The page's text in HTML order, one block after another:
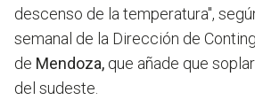
descenso de la temperatura",
semanal de la Dirección de
de Mendoza, que añade que
del sudeste.